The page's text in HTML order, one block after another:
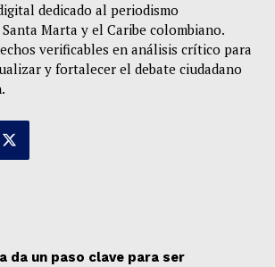
dedicado al periodismo
Marta y el Caribe colombiano.
verificables en análisis crítico para
y fortalecer el debate ciudadano
da un paso clave para ser